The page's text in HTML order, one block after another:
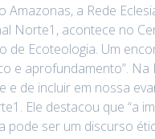
a Rede
Norte1, acontece no
de Ecoteologia. Um
e aprofundamento”.
de incluir em nossa
Ele destacou que “a
pode ser um discurso